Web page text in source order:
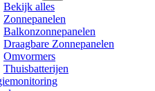
Bekijk alles
Zonnepanelen
Balkonzonnepanelen
Draagbare Zonnepanelen
Omvormers
Thuisbatterijen